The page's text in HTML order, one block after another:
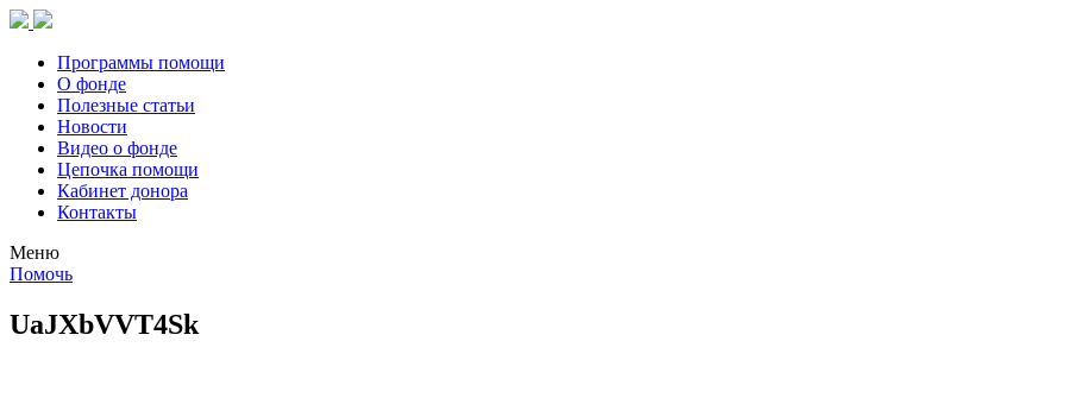
Программы помощи
О фонде
Полезные статьи
Новости
Видео о фонде
Цепочка помощи
Кабинет донора
Контакты
Меню
Помочь
UaJXbVVT4Sk